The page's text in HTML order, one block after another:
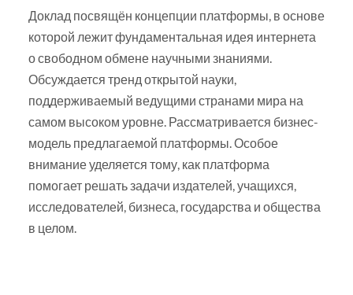
Доклад посвящён концепции платформы, в основе
которой лежит фундаментальная идея интернета
о свободном обмене научными знаниями.
Обсуждается тренд открытой науки,
поддерживаемый ведущими странами мира на
самом высоком уровне. Рассматривается бизнес-
модель предлагаемой платформы. Особое
внимание уделяется тому, как платформа
помогает решать задачи издателей, учащихся,
исследователей, бизнеса, государства и общества
в целом.